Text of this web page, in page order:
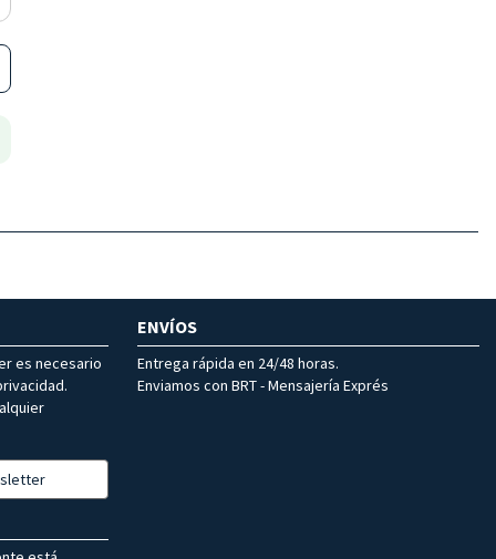
es necesario
ENVÍOS
Entrega rápida en 24/48 horas.
Enviamos con BRT - Mensajería Exprés